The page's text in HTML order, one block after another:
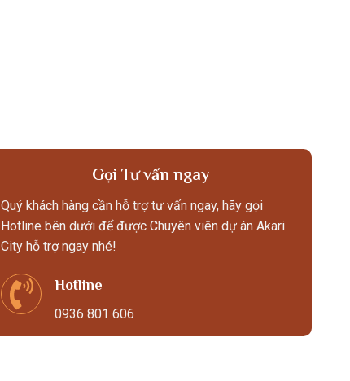
Gọi Tư vấn ngay
Quý khách hàng cần hỗ trợ tư vấn ngay, hãy gọi
Hotline bên dưới để được Chuyên viên dự án Akari
City hỗ trợ ngay nhé!
Hotline
0936 801 606